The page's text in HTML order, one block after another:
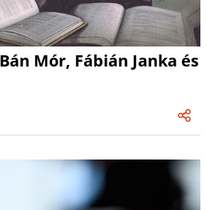
Mór, Fábián Janka és